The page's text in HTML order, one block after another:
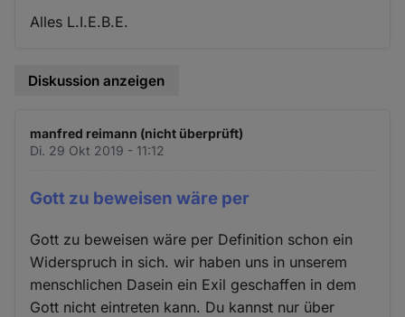
Alles L.I.E.B.E.
Diskussion anzeigen
manfred reimann (nicht überprüft)
Di. 29 Okt 2019 - 11:12
Gott zu beweisen wäre per
Gott zu beweisen wäre per Definition schon ein
Widerspruch in sich. wir haben uns in unserem
menschlichen Dasein ein Exil geschaffen in dem
Gott nicht eintreten kann. Du kannst nur über